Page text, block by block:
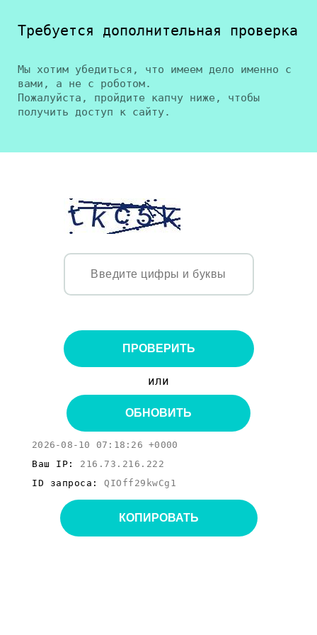
Требуется дополнительная проверка
Мы хотим убедиться, что имеем дело именно с
вами, а не с роботом.
Пожалуйста, пройдите капчу ниже, чтобы
получить доступ к сайту.
ПРОВЕРИТЬ
или
ОБНОВИТЬ
2026-08-10 07:18:26 +0000
Ваш IP: 216.73.216.222
ID запроса: QIOff29kwCg1
КОПИРОВАТЬ